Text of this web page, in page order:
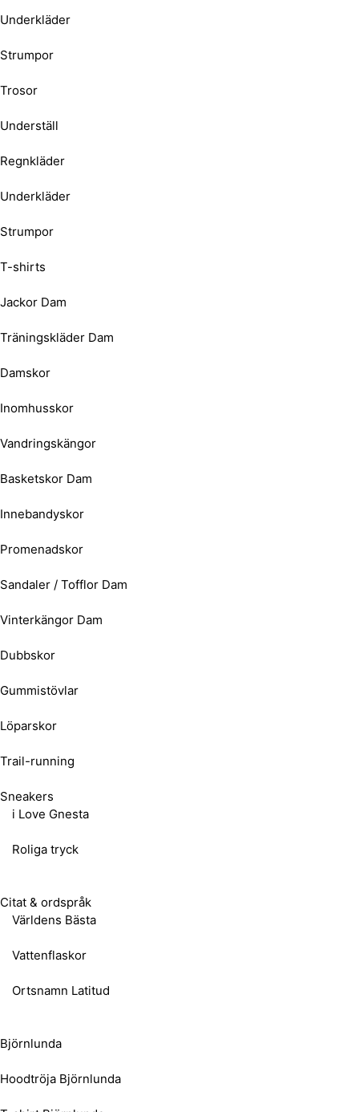
Underkläder
Strumpor
Trosor
Underställ
Regnkläder
Underkläder
Strumpor
T-shirts
Jackor Dam
Träningskläder Dam
Damskor
Inomhusskor
Vandringskängor
Basketskor Dam
Innebandyskor
Promenadskor
Sandaler / Tofflor Dam
Vinterkängor Dam
Dubbskor
Gummistövlar
Löparskor
Trail-running
Sneakers
i Love Gnesta
Roliga tryck
Citat & ordspråk
Världens Bästa
Vattenflaskor
Ortsnamn Latitud
Björnlunda
Hoodtröja Björnlunda